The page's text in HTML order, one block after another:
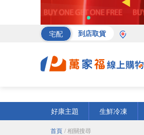
宅配 到店取貨
好康主題
生鮮冷凍
首頁 / 相關搜尋